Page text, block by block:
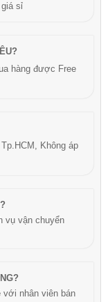
sỉ
hàng được Free
Không áp
vụ vận chuyển
với nhân viên bán